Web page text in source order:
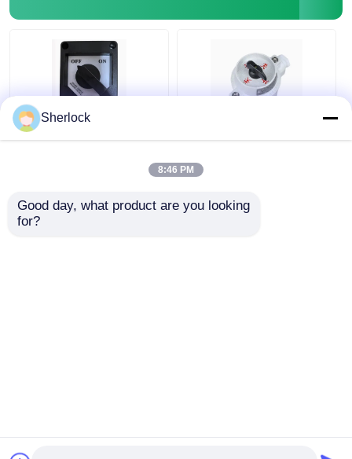
przełącznik obrotowy
antykorozyjny IP65
Najlepsza cena
oświetleniowy
przeciwwybuchowy,
wodoodporny IP65
220V/380VNajlepsza cena
Sherlock
8:46 PM
Good day, what product are you looking
for?